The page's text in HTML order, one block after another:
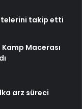
takip etti
Macerası
arz süreci